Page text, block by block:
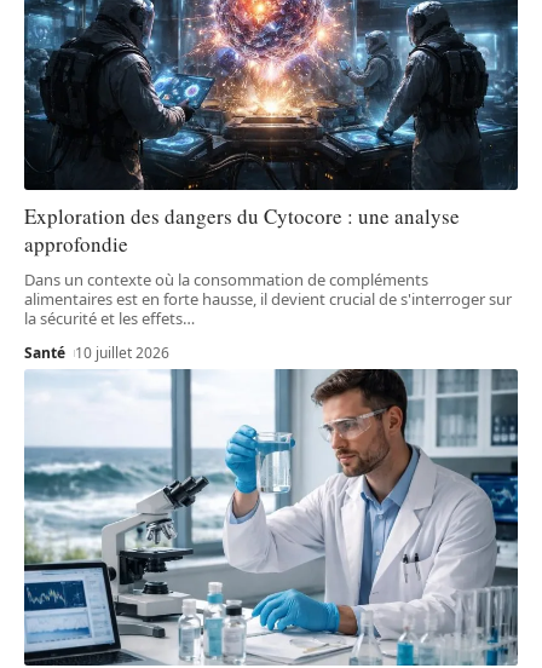
Exploration des dangers du Cytocore : une analyse
approfondie
Dans un contexte où la consommation de compléments
alimentaires est en forte hausse, il devient crucial de s'interroger sur
la sécurité et les effets…
Santé 10 juillet 2026